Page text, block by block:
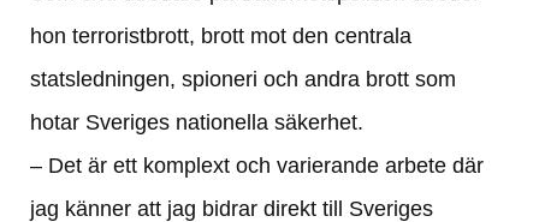
hon terroristbrott, brott mot den centrala
statsledningen, spioneri och andra brott som
hotar Sveriges nationella säkerhet.
– Det är ett komplext och varierande arbete där
jag känner att jag bidrar direkt till Sveriges